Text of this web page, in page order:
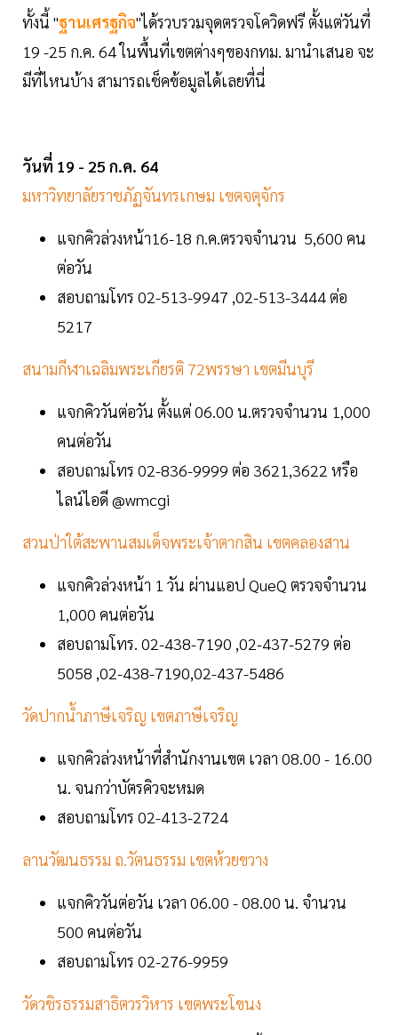
ทั้งนี้ "ฐานเศรฐกิจ"ได้รวบรวมจุดตรวจโควิดฟรี ตั้งแต่วันที่
19 -25 ก.ค. 64 ในพื้นที่เขตต่างๆของกทม. มานำเสนอ จะ
มีที่ไหนบ้าง สามารถเช็คข้อมูลได้เลยที่นี่
วันที่ 19 - 25 ก.ค. 64
มหาวิทยาลัยราชภัฏจันทรเกษม เขตจตุจักร
แจกคิวล่วงหน้า16-18 ก.ค.ตรวจจำนวน 5,600 คน
ต่อวัน
สอบถามโทร 02-513-9947 ,02-513-3444 ต่อ
5217
สนามกีฬาเฉลิมพระเกียรติ 72พรรษา เขตมีนบุรี
แจกคิววันต่อวัน ตั้งแต่ 06.00 น.ตรวจจำนวน 1,000
คนต่อวัน
สอบถามโทร 02-836-9999 ต่อ 3621,3622 หรือ
ไลน์ไอดี @wmcgi
สวนป่าใต้สะพานสมเด็จพระเจ้าตากสิน เขตคลองสาน
แจกคิวล่วงหน้า 1 วัน ผ่านแอป QueQ ตรวจจำนวน
1,000 คนต่อวัน
สอบถามโทร. 02-438-7190 ,02-437-5279 ต่อ
5058 ,02-438-7190,02-437-5486
วัดปากน้ำภาษีเจริญ เขตภาษีเจริญ
แจกคิวล่วงหน้าที่สำนักงานเขต เวลา 08.00 - 16.00
น. จนกว่าบัตรคิวจะหมด
สอบถามโทร 02-413-2724
ลานวัฒนธรรม ถ.วัตนธรรม เขตห้วยขวาง
แจกคิววันต่อวัน เวลา 06.00 - 08.00 น. จำนวน
500 คนต่อวัน
สอบถามโทร 02-276-9959
วัดวชิรธรรมสาธิตวรวิหาร เขตพระโขนง